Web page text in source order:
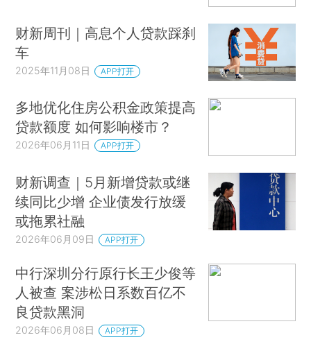
财新周刊｜高息个人贷款踩刹
车
2025年11月08日 APP打开
多地优化住房公积金政策提高
贷款额度 如何影响楼市？
2026年06月11日 APP打开
财新调查｜5月新增贷款或继
续同比少增 企业债发行放缓
或拖累社融
2026年06月09日 APP打开
中行深圳分行原行长王少俊等
人被查 案涉松日系数百亿不
良贷款黑洞
2026年06月08日 APP打开